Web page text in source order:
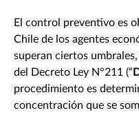
El control preventivo es
Chile de los agentes
superan ciertos
del Decreto Ley N°211 (“
procedimiento es
concentración que se